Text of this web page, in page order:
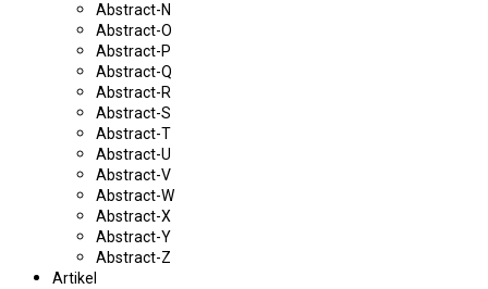
Abstract-N
Abstract-O
Abstract-P
Abstract-Q
Abstract-R
Abstract-S
Abstract-T
Abstract-U
Abstract-V
Abstract-W
Abstract-X
Abstract-Y
Abstract-Z
Artikel